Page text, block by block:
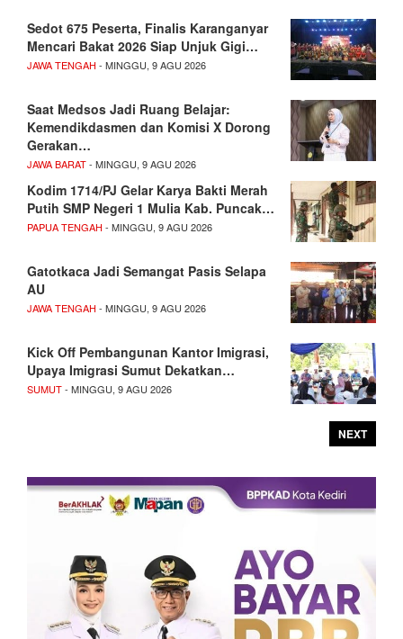
Sedot 675 Peserta, Finalis Karanganyar
Mencari Bakat 2026 Siap Unjuk Gigi…
JAWA TENGAH - MINGGU, 9 AGU 2026
Saat Medsos Jadi Ruang Belajar:
Kemendikdasmen dan Komisi X Dorong
Gerakan…
JAWA BARAT- MINGGU, 9 AGU 2026
Kodim 1714/PJ Gelar Karya Bakti Merah
Putih SMP Negeri 1 Mulia Kab. Puncak…
PAPUA TENGAH - MINGGU, 9 AGU 2026
Gatotkaca Jadi Semangat Pasis Selapa
AU
JAWA TENGAH - MINGGU, 9 AGU 2026
Kick Off Pembangunan Kantor Imigrasi,
Upaya Imigrasi Sumut Dekatkan…
SUMUT- MINGGU, 9 AGU 2026
NEXT